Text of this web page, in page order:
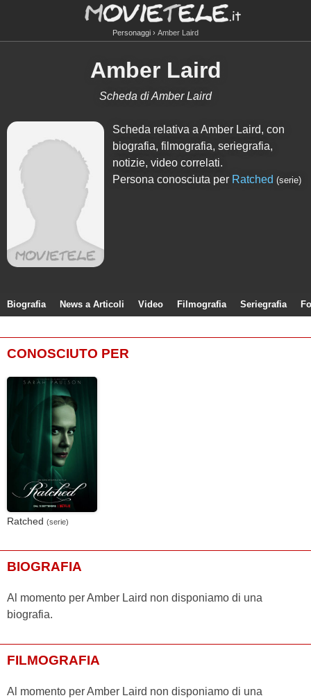
Personaggi Amber Laird
Amber Laird
Scheda di Amber Laird
Scheda relativa a Amber Laird, con
biografia, filmografia, seriegrafia,
notizie, video correlati.
Persona conosciuta per Ratched (serie)
Biografia News a Articoli Video Filmografia Seriegrafia
CONOSCIUTO PER
Ratched (serie)
BIOGRAFIA
Al momento per Amber Laird non disponiamo di una
biografia.
FILMOGRAFIA
Al momento per Amber Laird non disponiamo di una